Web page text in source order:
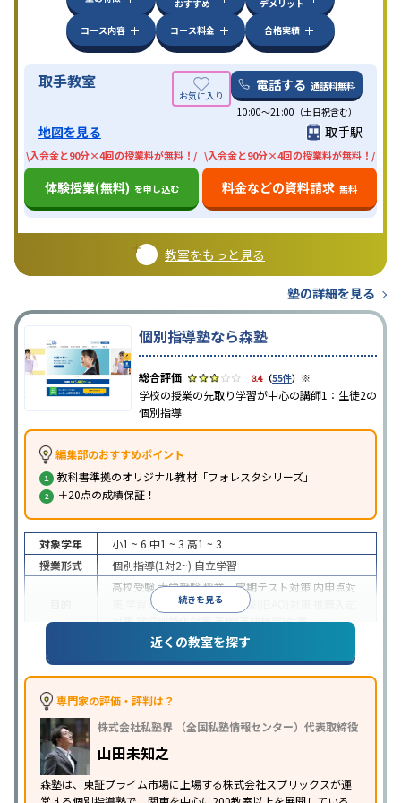
おすすめ
デメリット
コース内容
コース料金 合格実績
取手教室 電話する 通話料無料
10:00〜21:00（土日祝含む）
地図を見る 取手駅
\入会金と90分×4回の授業料が無料！/
体験授業(無料) を申し込む
\入会金と90分×4回の授業料が無料！/
料金などの資料請求 無料
教室をもっと見る
塾の詳細を見る
個別指導塾なら森塾
3.4 （55件） ※
学校の授業の先取り学習が中心の講師1：生徒2の
個別指導
編集部のおすすめポイント
教科書準拠のオリジナル教材「フォレスタシリーズ」
＋20点の成績保証！
続きを見る
対象学年 小1 ~ 6 中1 ~ 3 高1 ~ 3
授業形式
個別指導(1対2~) 自立学習
高校受験大学受験授業・定期テスト対策 内申点対
学習習慣の定着総合型選抜(旧AO)対策
対策学校別特化対策英検(英語検定)対策
成績保証制度あり1科目から受講可能
自習室あり
※2023年3月調査。小学校高学年の個別指導塾アンケート調査方法を参
近くの教室を探す
専門家の評価・評判は？
株式会社私塾界 （全国私塾情報センター）代表取締役
山田未知之
森塾は、東証プライム市場に上場する株式会社スプリックスが運